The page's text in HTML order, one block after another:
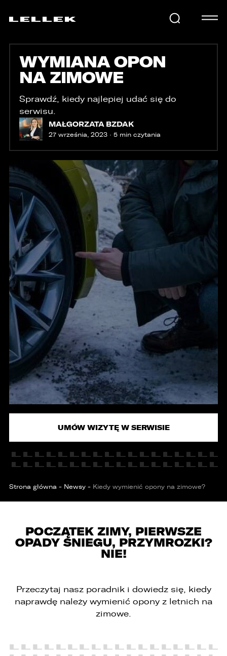
SAMOCHODY
USŁUGI
AKTUALNOŚCI
KARIERA
KONTAKT
E-LELLEK
WYMIANA OPON
NA ZIMOWE
Sprawdź, kiedy najlepiej udać się do
serwisu.
MAŁGORZATA BZDAK
27 września, 2023 · 5 min czytania
UMÓW WIZYTĘ W SERWISIE
Strona główna - Newsy - Kiedy wymienić opony na zimowe?
POCZĄTEK ZIMY, PIERWSZE
OPADY ŚNIEGU, PRZYMROZKI?
NIE!
Przeczytaj nasz poradnik i dowiedz się, kiedy
naprawdę należy wymienić opony z letnich na
zimowe.